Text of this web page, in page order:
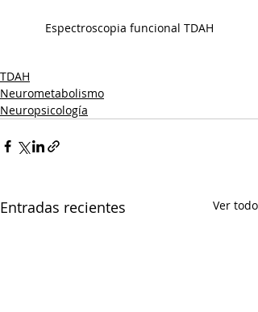
Espectroscopia funcional TDAH
TDAH
Neurometabolismo
Neuropsicología
Entradas recientes Ver todo